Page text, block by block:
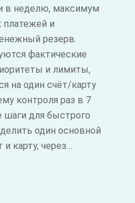
в неделю, максимум
платежей и
резерв.
фактические
и лимиты,
на один счёт/карту
контроля раз в 7
для быстрого
один основной
карту, через…